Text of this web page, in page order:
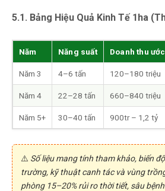
5.1. Bảng Hiệu Quả Kinh Tế 1ha
Năm Năng suất Doanh thu
Năm 3 4–6 tấn 120–180 triệu
Năm 4 22–28 tấn 660–840 triệu
Năm 5+ 30–40 tấn 900tr – 1,2 tỷ
⚠️ Số liệu mang tính tham khảo, biến
trường, kỹ thuật canh tác và vùng
phòng 15–20% rủi ro thời tiết, sâu